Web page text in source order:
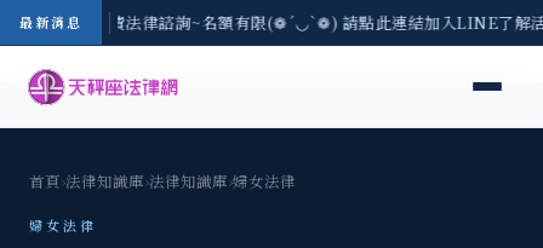
最新消息
3(一) 現場免費法律諮詢~名額有限(❁´◡`❁) 請點此連結加入LINE了
首頁›法律知識庫›法律知識庫›婦女法律
婦女法律